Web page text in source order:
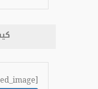
[featured_image]